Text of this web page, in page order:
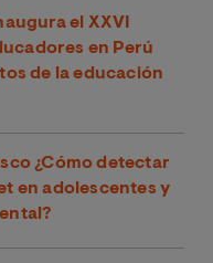
el XXVI
en Perú
de la educación
¿Cómo detectar
en adolescentes y